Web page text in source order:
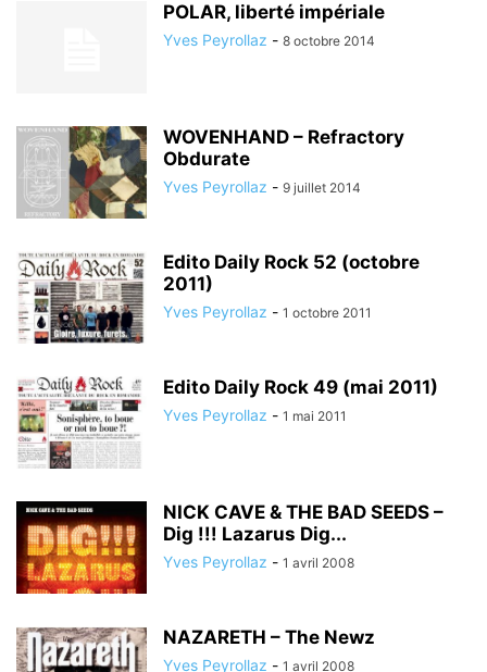
POLAR, liberté impériale
Yves Peyrollaz - 8 octobre 2014
WOVENHAND – Refractory
Obdurate
Yves Peyrollaz - 9 juillet 2014
Edito Daily Rock 52 (octobre
2011)
Yves Peyrollaz - 1 octobre 2011
Edito Daily Rock 49 (mai 2011)
Yves Peyrollaz - 1 mai 2011
NICK CAVE & THE BAD SEEDS –
Dig !!! Lazarus Dig...
Yves Peyrollaz - 1 avril 2008
NAZARETH – The Newz
Yves Peyrollaz - 1 avril 2008